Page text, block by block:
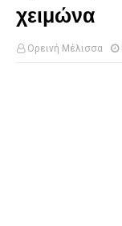
χειμώνα
Ορεινή Μέλισσα